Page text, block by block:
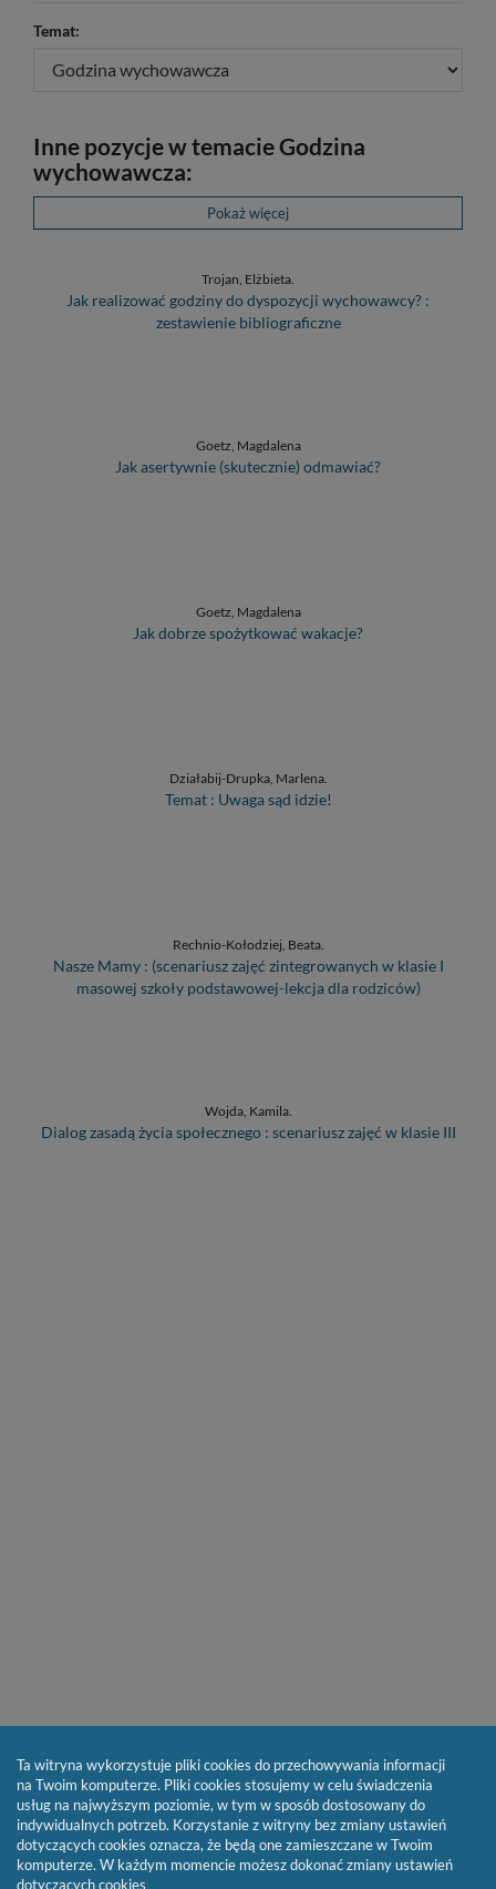
Temat:
Inne pozycje w temacie Godzina
wychowawcza:
Pokaż więcej
Trojan, Elżbieta.
Jak realizować godziny do dyspozycji wychowawcy? :
zestawienie bibliograficzne
Goetz, Magdalena
Jak asertywnie (skutecznie) odmawiać?
Goetz, Magdalena
Jak dobrze spożytkować wakacje?
Działabij-Drupka, Marlena.
Temat : Uwaga sąd idzie!
Rechnio-Kołodziej, Beata.
Nasze Mamy : (scenariusz zajęć zintegrowanych w klasie I
masowej szkoły podstawowej-lekcja dla rodziców)
Wojda, Kamila.
Dialog zasadą życia społecznego : scenariusz zajęć w klasie III
Ta witryna wykorzystuje pliki cookies do przechowywania informacji
na Twoim komputerze. Pliki cookies stosujemy w celu świadczenia
usług na najwyższym poziomie, w tym w sposób dostosowany do
indywidualnych potrzeb. Korzystanie z witryny bez zmiany ustawień
dotyczących cookies oznacza, że będą one zamieszczane w Twoim
komputerze. W każdym momencie możesz dokonać zmiany ustawień
dotyczących cookies